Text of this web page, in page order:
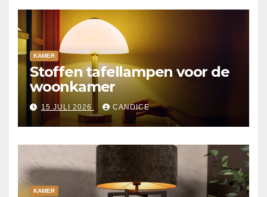
KAMER
Stoffen tafellampen voor de
woonkamer
15 JULI 2026 CANDICE
KAMER